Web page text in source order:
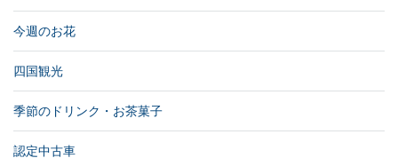
今週のお花
四国観光
季節のドリンク・お茶菓子
認定中古車